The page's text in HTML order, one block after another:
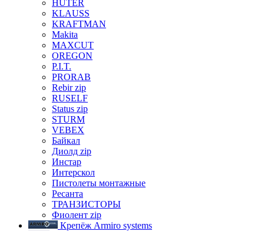
HUTER
KLAUSS
KRAFTMAN
Makita
MAXCUT
OREGON
P.I.T.
PRORAB
Rebir zip
RUSELF
Status zip
STURM
VEBEX
Байкал
Диолд zip
Инстар
Интерскол
Пистолеты монтажные
Ресанта
ТРАНЗИСТОРЫ
Фиолент zip
Крепёж Armiro systems